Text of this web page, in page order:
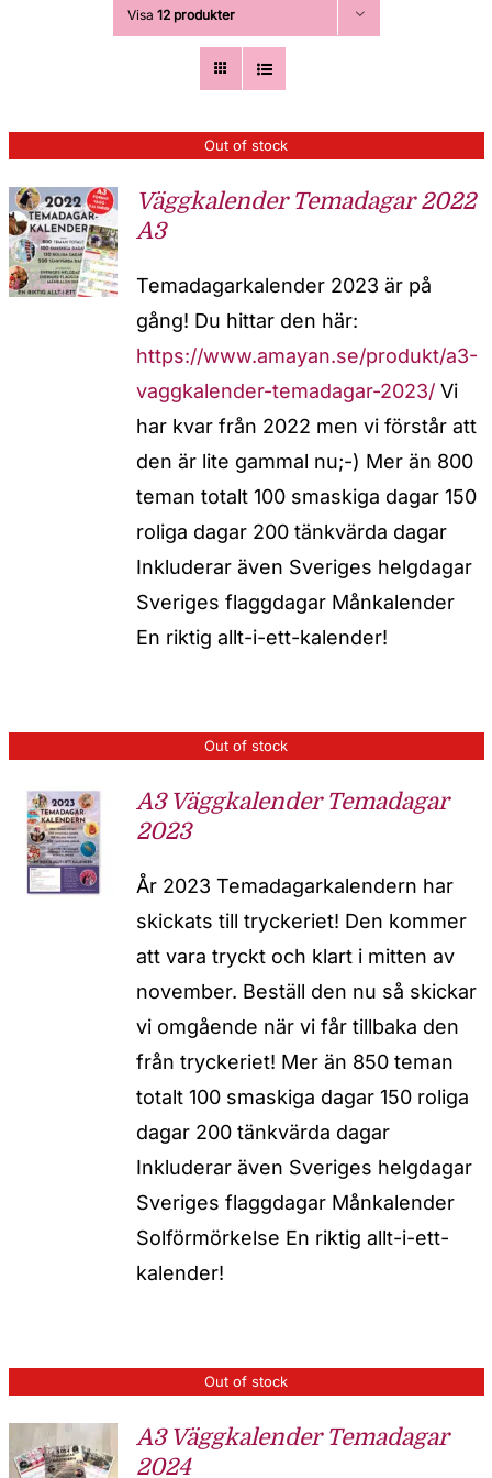
Visa 12 produkter
Out of stock
Väggkalender Temadagar 2022
A3
Temadagarkalender 2023 är på
gång! Du hittar den här:
https://www.amayan.se/produkt/a3-
vaggkalender-temadagar-2023/ Vi
har kvar från 2022 men vi förstår att
den är lite gammal nu;-) Mer än 800
teman totalt 100 smaskiga dagar 150
roliga dagar 200 tänkvärda dagar
Inkluderar även Sveriges helgdagar
Sveriges flaggdagar Månkalender
En riktig allt-i-ett-kalender!
Out of stock
A3 Väggkalender Temadagar
2023
År 2023 Temadagarkalendern har
skickats till tryckeriet! Den kommer
att vara tryckt och klart i mitten av
november. Beställ den nu så skickar
vi omgående när vi får tillbaka den
från tryckeriet! Mer än 850 teman
totalt 100 smaskiga dagar 150 roliga
dagar 200 tänkvärda dagar
Inkluderar även Sveriges helgdagar
Sveriges flaggdagar Månkalender
Solförmörkelse En riktig allt-i-ett-
kalender!
Out of stock
A3 Väggkalender Temadagar
2024